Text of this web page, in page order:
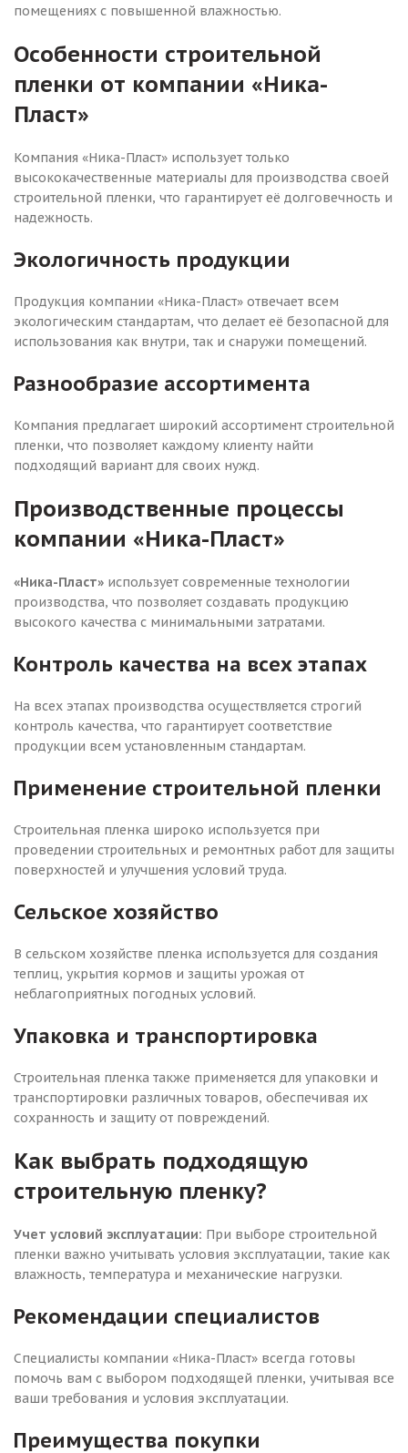
помещениях с повышенной влажностью.
Особенности строительной
пленки от компании «Ника-
Пласт»
Компания «Ника-Пласт» использует только
высококачественные материалы для производства своей
строительной пленки, что гарантирует её долговечность и
надежность.
Экологичность продукции
Продукция компании «Ника-Пласт» отвечает всем
экологическим стандартам, что делает её безопасной для
использования как внутри, так и снаружи помещений.
Разнообразие ассортимента
Компания предлагает широкий ассортимент строительной
пленки, что позволяет каждому клиенту найти
подходящий вариант для своих нужд.
Производственные процессы
компании «Ника-Пласт»
«Ника-Пласт» использует современные технологии
производства, что позволяет создавать продукцию
высокого качества с минимальными затратами.
Контроль качества на всех этапах
На всех этапах производства осуществляется строгий
контроль качества, что гарантирует соответствие
продукции всем установленным стандартам.
Применение строительной пленки
Строительная пленка широко используется при
проведении строительных и ремонтных работ для защиты
поверхностей и улучшения условий труда.
Сельское хозяйство
В сельском хозяйстве пленка используется для создания
теплиц, укрытия кормов и защиты урожая от
неблагоприятных погодных условий.
Упаковка и транспортировка
Строительная пленка также применяется для упаковки и
транспортировки различных товаров, обеспечивая их
сохранность и защиту от повреждений.
Как выбрать подходящую
строительную пленку?
Учет условий эксплуатации: При выборе строительной
пленки важно учитывать условия эксплуатации, такие как
влажность, температура и механические нагрузки.
Рекомендации специалистов
Специалисты компании «Ника-Пласт» всегда готовы
помочь вам с выбором подходящей пленки, учитывая все
ваши требования и условия эксплуатации.
Преимущества покупки